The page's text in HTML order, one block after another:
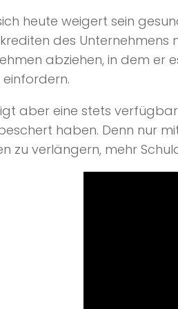
heute weigert sein
des
abziehen, in dem er
aber eine stets
haben. Denn nur
zu verlängern, mehr